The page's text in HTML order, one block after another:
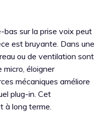
bas sur la prise voix peut
est bruyante. Dans une
ou de ventilation sont
micro, éloigner
mécaniques améliore
plug-in. Cet
à long terme.